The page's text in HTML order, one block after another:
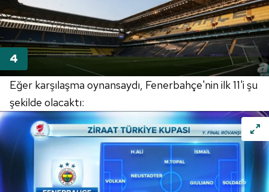
Eğer karşılaşma oynansaydı, Fenerbahçe'nin ilk 11'i şu
şekilde olacaktı: